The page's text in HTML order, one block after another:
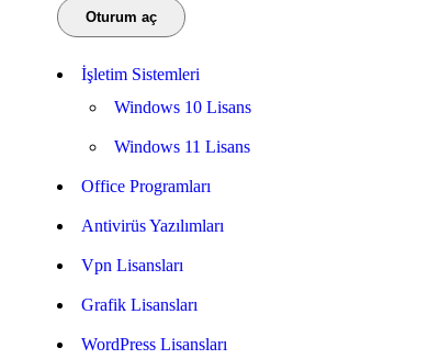
İşletim Sistemleri
Windows 10 Lisans
Windows 11 Lisans
Office Programları
Antivirüs Yazılımları
Vpn Lisansları
Grafik Lisansları
WordPress Lisansları